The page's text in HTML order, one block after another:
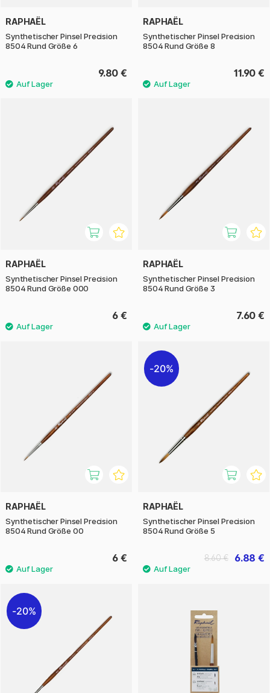
RAPHAËL
Synthetischer Pinsel Precision
8504 Rund Größe 6
9.80 €
RAPHAËL
Synthetischer Pinsel Precision
8504 Rund Größe 8
11.90 €
RAPHAËL
Synthetischer Pinsel Precision
8504 Rund Größe 000
6 €
RAPHAËL
Synthetischer Pinsel Precision
8504 Rund Größe 3
7.60 €
RAPHAËL
Synthetischer Pinsel Precision
8504 Rund Größe 00
6 €
20%
RAPHAËL
Synthetischer Pinsel Precision
8504 Rund Größe 5
6.88 €
8.60 €
20%